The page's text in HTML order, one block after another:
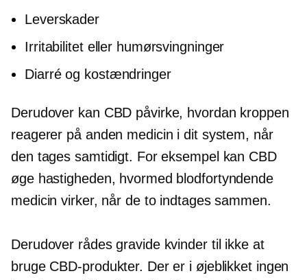
Leverskader
Irritabilitet eller humørsvingninger
Diarré og kostændringer
Derudover kan CBD påvirke, hvordan kroppen
reagerer på anden medicin i dit system, når
den tages samtidigt. For eksempel kan CBD
øge hastigheden, hvormed blodfortyndende
medicin virker, når de to indtages sammen.
Derudover rådes gravide kvinder til ikke at
bruge CBD-produkter. Der er i øjeblikket ingen